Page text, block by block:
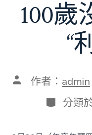
100歲
“
文 作者： admin
分
類
分類